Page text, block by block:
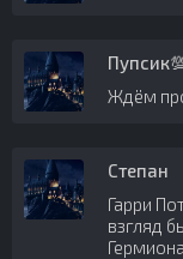
Ждём
Степан
Гарри
взгляд